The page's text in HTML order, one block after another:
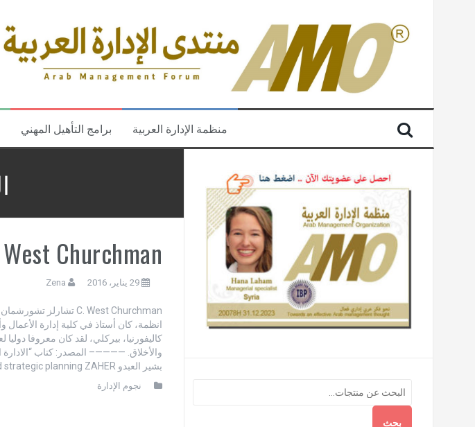
برامج التأهيل المهني منظمة الإدارة العربية
Churchman
29 يناير، 2016 Zena
انظمة، كان أستاذ في كلية إدارة
كاليفورنيا، بيركلي، لقد كان معروفا
والأخلاق. ————– المصدر: كتاب “الادارة
بشير العبدو The strategic management and strategic planning ZAHER […]
نجوم الإدارة
بحث